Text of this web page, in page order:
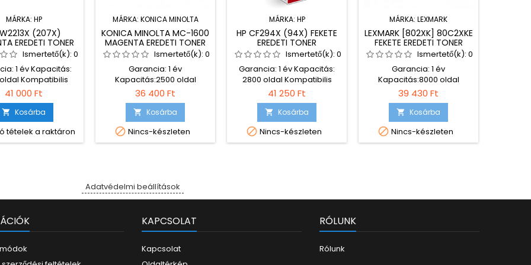
MÁRKA: HP
(207X)
EREDETI TONER
Ismertető(k): 0
1 év Kapacitás:
oldal Kompatibilis
HP COLOR
PROMFP M283FDN
41 000 Ft
 Kosárba
tételek a raktáron
MÁRKA: KONICA MINOLTA
KONICA MINOLTA MC-1600
MAGENTA EREDETI TONER
Ismertető(k): 0
Garancia: 1 év
Kapacitás:2500 oldal
Kompatibilis nyomtatók:
Konica Minolta Magicolor
1600 W Konica Minolta
Magicolor 1650 EN Konica
Minolta Magicolor 1650 EN D
Konica Minolta Magicolor
36 400 Ft
 Kosárba
 Nincs-készleten
MÁRKA: HP
HP CF294X (94X) FEKETE
EREDETI TONER
Ismertető(k): 0
Garancia: 1 év Kapacitás:
2800 oldal Kompatibilis
nyomtatók: HP LaserJet Pro
M118dw HP LaserJet Pro MFP
M148dw HP LaserJet Pro MFP
M148fdw
41 250 Ft
 Kosárba
 Nincs-készleten
MÁRKA: LEXMARK
LEXMARK [802XK] 80C2XKE
FEKETE EREDETI TONER
Ismertető(k): 0
Garancia: 1 év
Kapacitás:8000 oldal
Kompatibilis nyomtatók:
Lexmark CX510de Lexmark
CX510dhe Lexmark
CX510dthe Lexmark XC2132
Lexmark XC2130
39 430 Ft
 Kosárba
 Nincs-készleten
Adatvédelmi beállítások
KAPCSOLAT
Kapcsolat
RÓLUNK
Rólunk